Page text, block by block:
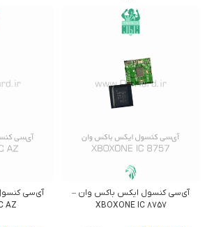
آی‌سی کنسول ایکس باکس وان –
XBOXONE IC 8757
آی‌سی
AZ